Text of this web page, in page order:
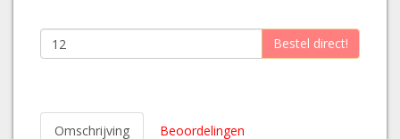
Bestel direct!
Omschrijving Beoordelingen